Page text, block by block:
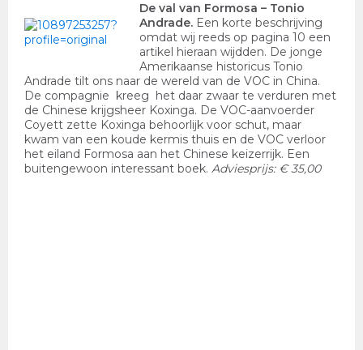
De val van Formosa – Tonio
Andrade. Een korte beschrijving
omdat wij reeds op pagina 10 een
artikel hieraan wijdden. De jonge
Amerikaanse historicus Tonio
Andrade tilt ons naar de wereld van de VOC in China.
De compagnie kreeg het daar zwaar te verduren met
de Chinese krijgsheer Koxinga. De VOC-aanvoerder
Coyett zette Koxinga behoorlijk voor schut, maar
kwam van een koude kermis thuis en de VOC verloor
het eiland Formosa aan het Chinese keizerrijk. Een
buitengewoon interessant boek. Adviesprijs: € 35,00